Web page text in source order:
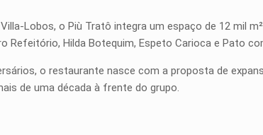
Lobos, o Più Tratô integra um espaço de 12 mil
Hilda Botequim, Espeto Carioca e Pato
o restaurante nasce com a proposta de
de uma década à frente do grupo.